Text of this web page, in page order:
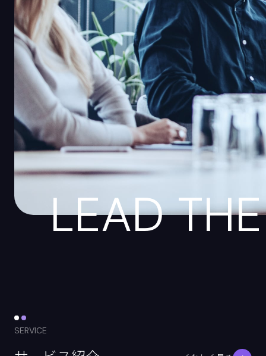
LEAD
SERVICE